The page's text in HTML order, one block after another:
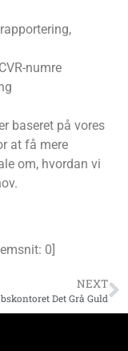
numre
baseret på vores
at få mere
om, hvordan vi
0
NEXT
Det Grå Guld